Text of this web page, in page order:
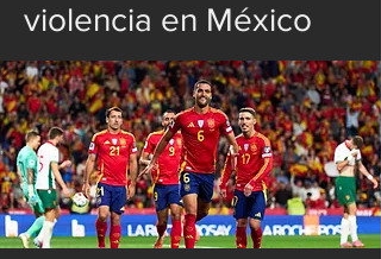
violencia en México